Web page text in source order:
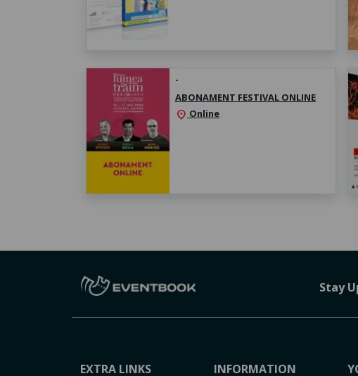
-
ABONAMENT FESTIVAL ONLINE
location_on Online
Stay
EXTRA LINKS INFORMATION